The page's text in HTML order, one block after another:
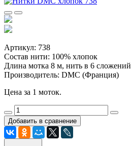
Артикул: 738
Состав нити: 100% хлопок
Длина мотка 8 м, нить в 6 сложений
Производитель: DMC (Франция)
Цена за 1 моток.
Добавить в сравнение